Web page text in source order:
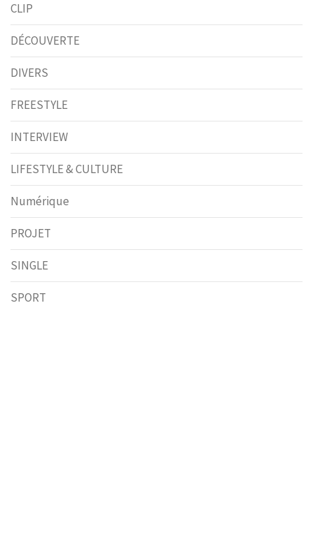
CLIP
DÉCOUVERTE
DIVERS
FREESTYLE
INTERVIEW
LIFESTYLE & CULTURE
Numérique
PROJET
SINGLE
SPORT